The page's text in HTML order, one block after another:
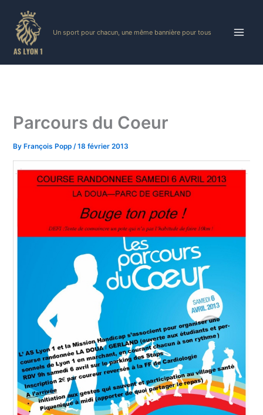
content
Un sport pour chacun, une même bannière pour tous
Parcours du Coeur
By François Popp/18 février 2013